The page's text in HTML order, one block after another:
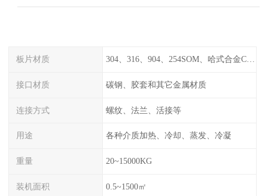
板片材质 304、316、904、254SOM、哈式合金C-276、TA1等
接口材质 碳钢、胶套和其它金属材质
连接方式 螺纹、法兰、活接等
用途 各种介质加热、冷却、蒸发、冷凝
重量 20~15000KG
装机面积 0.5~1500㎡